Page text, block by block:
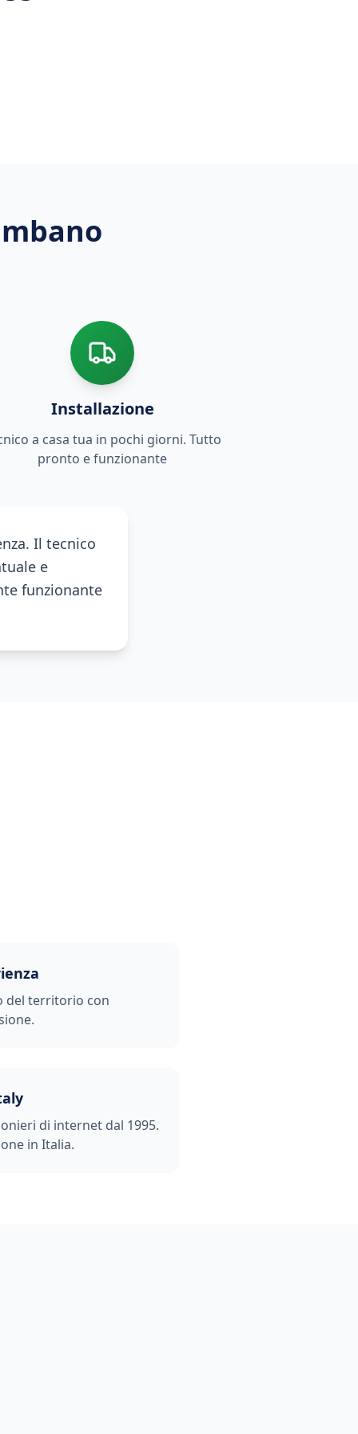
Installazione
a casa tua in pochi giorni. Tutto
pronto e funzionante
Il tecnico
e
funzionante
del territorio con
di internet dal 1995.
in Italia.